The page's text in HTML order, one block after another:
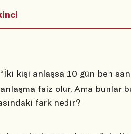
kişi anlaşsa 10 gün ben
faiz olur. Ama bunlar
fark nedir?